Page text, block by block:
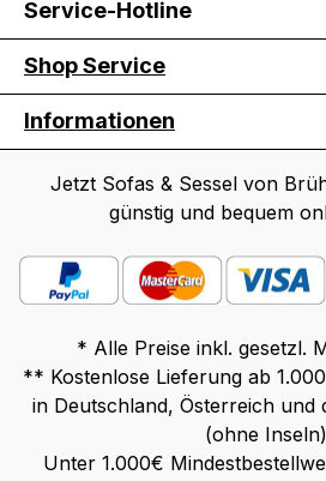
Service-Hotline
Shop Service
Informationen
Jetzt Sofas & Sessel von
günstig und bequem
* Alle Preise inkl. gesetzl.
** Kostenlose Lieferung ab
in Deutschland, Österreich und
(ohne
Unter 1.000€